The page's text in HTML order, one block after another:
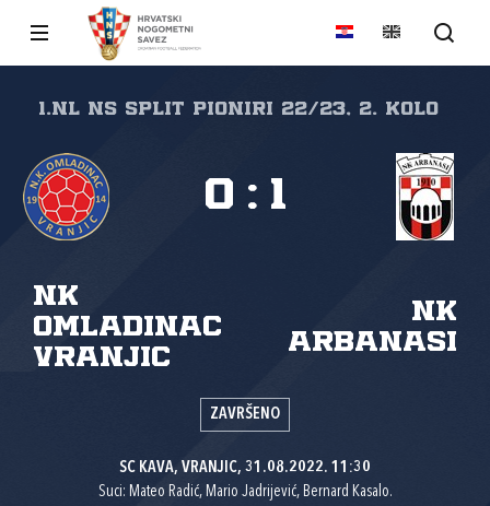
1.NL NS Split Pioniri 22/23, 2. kolo
NK
Omladinac
Vranjic
NK
Arbanasi
0 : 1
ZAVRŠENO
SC KAVA, VRANJIC, 31.08.2022. 11:30
Suci: Mateo Radić, Mario Jadrijević, Bernard Kasalo.